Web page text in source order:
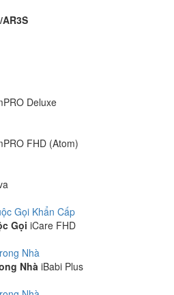
Deluxe
FHD (Atom)
Gọi iCare FHD
Nhà iBabi Plus